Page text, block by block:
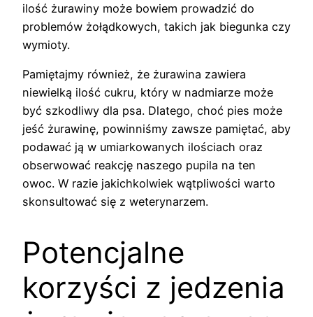
ilość żurawiny może bowiem prowadzić do
problemów żołądkowych, takich jak biegunka czy
wymioty.
Pamiętajmy również, że żurawina zawiera
niewielką ilość cukru, który w nadmiarze może
być szkodliwy dla psa. Dlatego, choć pies może
jeść żurawinę, powinniśmy zawsze pamiętać, aby
podawać ją w umiarkowanych ilościach oraz
obserwować reakcję naszego pupila na ten
owoc. W razie jakichkolwiek wątpliwości warto
skonsultować się z weterynarzem.
Potencjalne
korzyści z jedzenia